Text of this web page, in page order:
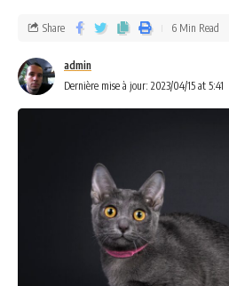
admin
Dernière mise à jour: 2023/04/15 at 5:41
Share 6 Min Read